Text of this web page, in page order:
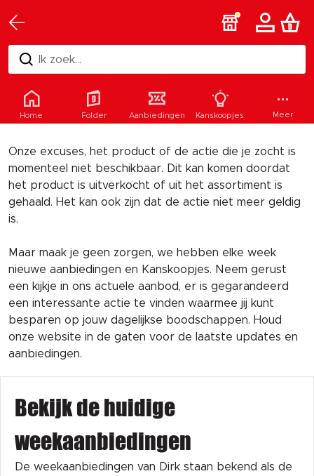
Ik zoek...
Helaas
Onze excuses, het product of de actie die je zocht is
momenteel niet beschikbaar. Dit kan komen doordat
het product is uitverkocht of uit het assortiment is
gehaald. Het kan ook zijn dat de actie niet meer geldig
is.
Maar maak je geen zorgen, we hebben elke week
nieuwe aanbiedingen en Kanskoopjes. Neem gerust
een kijkje in ons actuele aanbod, er is gegarandeerd
een interessante actie te vinden waarmee jij kunt
besparen op jouw dagelijkse boodschappen. Houd
onze website in de gaten voor de laatste updates en
aanbiedingen.
Bekijk de huidige
weekaanbiedingen
De weekaanbiedingen van Dirk staan bekend als de
Home Folder Aanbiedingen Kanskoopjes Meer